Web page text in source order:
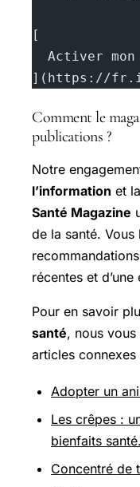
[
Activer mon
](https://
Comment le
publications ?
Notre
l’information et
Santé Magazine
de la santé.
récentes et
Pour en savoir
santé, nous
articles connexes
Adopter un
Les crêpes :
bienfaits santé.
Concentré de